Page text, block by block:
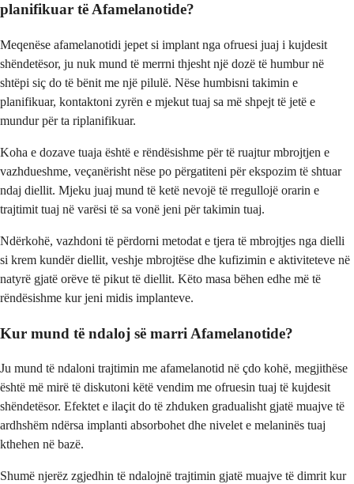
planifikuar të Afamelanotide?
Meqenëse afamelanotidi jepet si implant nga ofruesi juaj i kujdesit
shëndetësor, ju nuk mund të merrni thjesht një dozë të humbur në
shtëpi siç do të bënit me një pilulë. Nëse humbisni takimin e
planifikuar, kontaktoni zyrën e mjekut tuaj sa më shpejt të jetë e
mundur për ta riplanifikuar.
Koha e dozave tuaja është e rëndësishme për të ruajtur mbrojtjen e
vazhdueshme, veçanërisht nëse po përgatiteni për ekspozim të shtuar
ndaj diellit. Mjeku juaj mund të ketë nevojë të rregullojë orarin e
trajtimit tuaj në varësi të sa vonë jeni për takimin tuaj.
Ndërkohë, vazhdoni të përdorni metodat e tjera të mbrojtjes nga dielli
si krem kundër diellit, veshje mbrojtëse dhe kufizimin e aktiviteteve në
natyrë gjatë orëve të pikut të diellit. Këto masa bëhen edhe më të
rëndësishme kur jeni midis implanteve.
Kur mund të ndaloj së marri Afamelanotide?
Ju mund të ndaloni trajtimin me afamelanotid në çdo kohë, megjithëse
është më mirë të diskutoni këtë vendim me ofruesin tuaj të kujdesit
shëndetësor. Efektet e ilaçit do të zhduken gradualisht gjatë muajve të
ardhshëm ndërsa implanti absorbohet dhe nivelet e melaninës tuaj
kthehen në bazë.
Shumë njerëz zgjedhin të ndalojnë trajtimin gjatë muajve të dimrit kur